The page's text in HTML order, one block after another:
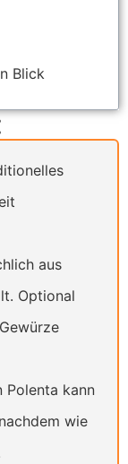
Blick
aus
Optional
Polenta kann
wie